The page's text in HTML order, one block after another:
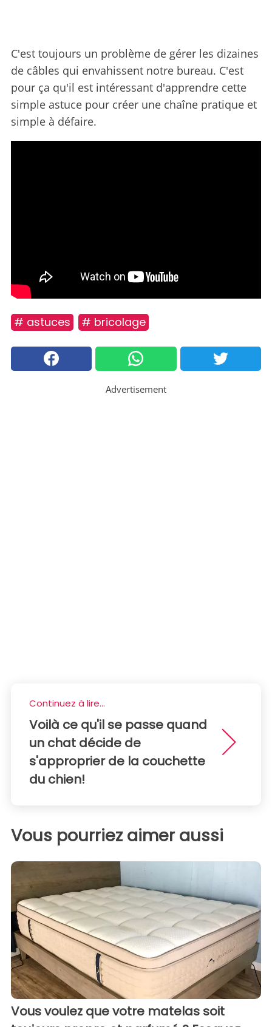
C'est toujours un problème de gérer les dizaines
de câbles qui envahissent notre bureau. C'est
pour ça qu'il est intéressant d'apprendre cette
simple astuce pour créer une chaîne pratique et
simple à défaire.
# astuces # bricolage
Advertisement
Continuez à lire...
Voilà ce qu'il se passe quand
un chat décide de
s'approprier de la couchette
du chien!
Vous pourriez aimer aussi
Vous voulez que votre matelas soit